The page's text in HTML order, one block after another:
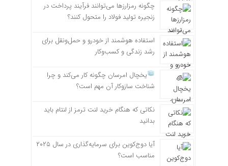
چگونه رمزارزها می‌توانند فرآیند پرداخت در
زنجیره تولید فولاد را متحول کنند؟
استفاده هوشمند از خودرو و حمل‌ونقل برای
رشد زندگی و کسب‌وکار
یخچال امرسان چگونه کار می‌کند و چرا
شناخت سازوکار آن مهم است؟
نکاتی که هنگام خرید لنت ترمز از لنتام باید
بدانید
آیا دوج‌کوین برای سرمایه‌گذاری در سال ۲۰۲۵
مناسب است؟